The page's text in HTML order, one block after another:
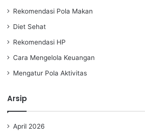
Rekomendasi Pola Makan
Diet Sehat
Rekomendasi HP
Cara Mengelola Keuangan
Mengatur Pola Aktivitas
Arsip
April 2026